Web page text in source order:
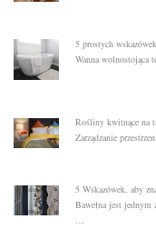
5 prostych
Wanna wolnostojąca
Rośliny kwitnące na
Zarządzanie
5 Wskazówek, aby
Bawełna jest jednym
…